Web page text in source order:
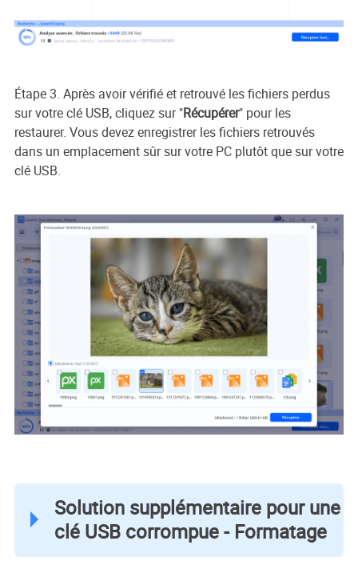
Étape 3. Après avoir vérifié et retrouvé les fichiers perdus
sur votre clé USB, cliquez sur "Récupérer" pour les
restaurer. Vous devez enregistrer les fichiers retrouvés
dans un emplacement sûr sur votre PC plutôt que sur votre
clé USB.
Solution supplémentaire pour une
clé USB corrompue - Formatage